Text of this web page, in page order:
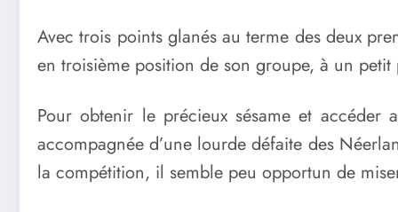
Avec trois points glanés au terme des deux
en troisième position de son groupe, à un petit
Pour obtenir le précieux sésame et accéder
accompagnée d’une lourde défaite des
la compétition, il semble peu opportun de